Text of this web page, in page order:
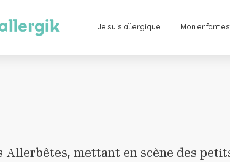
Je suis allergique Mon enfant
Allerbêtes, mettant en scène des